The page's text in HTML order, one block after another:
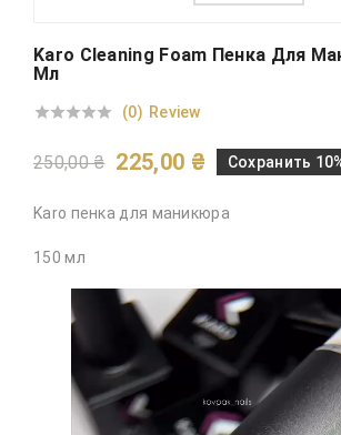
Karo Cleaning Foam Пенка Для
Мл
 (0) Review
250,00 ₴ 225,00 ₴ Сохранить
Karo пенка для маникюра
150 мл